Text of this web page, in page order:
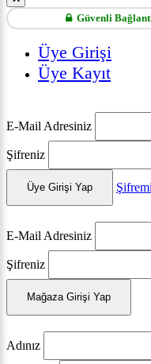
Güvenli
Üye Girişi
Üye Kayıt
E-Mail Adresiniz
Şifreniz
Üye Girişi Yap
E-Mail Adresiniz
Şifreniz
Mağaza Girişi Yap
Adınız